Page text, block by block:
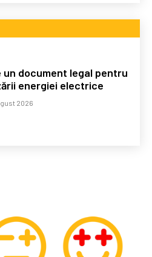
document legal pentru
energiei electrice
2026